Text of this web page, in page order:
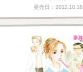
発売日：2012.10.16